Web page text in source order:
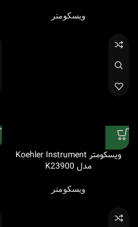
ویسکومتر
ویسکومتر Koehler Instrument
مدل K23900
ویسکومتر